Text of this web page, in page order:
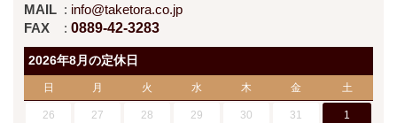
MAIL
info@taketora.co.jp
FAX
0889-42-3283
2026年8月の定休日
日 月 火 水 木 金 土
26 27 28 29 30 31 1